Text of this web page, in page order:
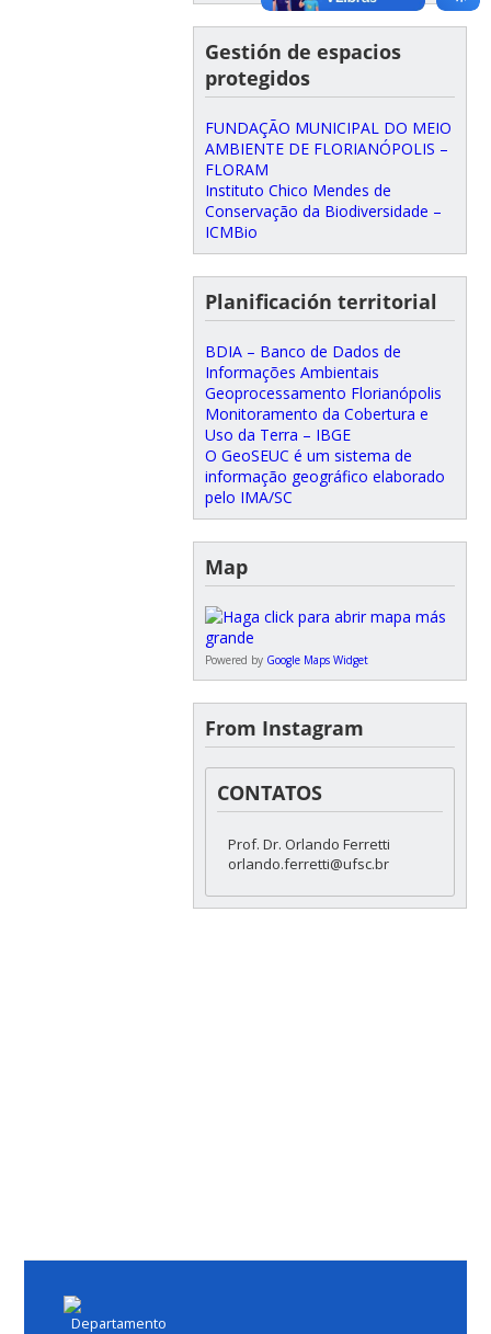
Gestión de espacios
protegidos
FUNDAÇÃO MUNICIPAL DO MEIO
AMBIENTE DE FLORIANÓPOLIS –
FLORAM
Instituto Chico Mendes de
Conservação da Biodiversidade –
ICMBio
Planificación territorial
BDIA – Banco de Dados de
Informações Ambientais
Geoprocessamento Florianópolis
Monitoramento da Cobertura e
Uso da Terra – IBGE
O GeoSEUC é um sistema de
informação geográfico elaborado
pelo IMA/SC
Map
Powered by Google Maps Widget
From Instagram
CONTATOS
Prof. Dr. Orlando Ferretti
orlando.ferretti@ufsc.br